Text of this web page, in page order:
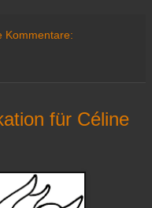
Kommentare:
für Céline